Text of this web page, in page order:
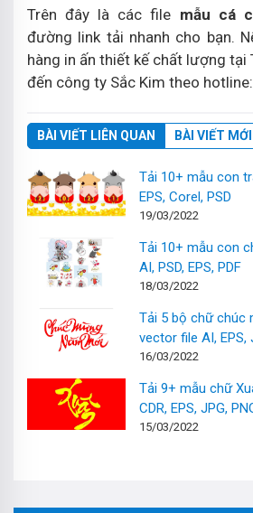
Trên đây là các file mẫu cá
đường link tải nhanh cho bạn.
hàng in ấn thiết kế chất lượng tại
đến công ty Sắc Kim theo hotline:
BÀI VIẾT LIÊN QUAN BÀI VIẾT
Tải 10+ mẫu con
EPS, Corel, PSD
19/03/2022
Tải 10+ mẫu con
AI, PSD, EPS, PDF
18/03/2022
Tải 5 bộ chữ chúc
vector file AI, EPS,
16/03/2022
Tải 9+ mẫu chữ
CDR, EPS, JPG,
15/03/2022